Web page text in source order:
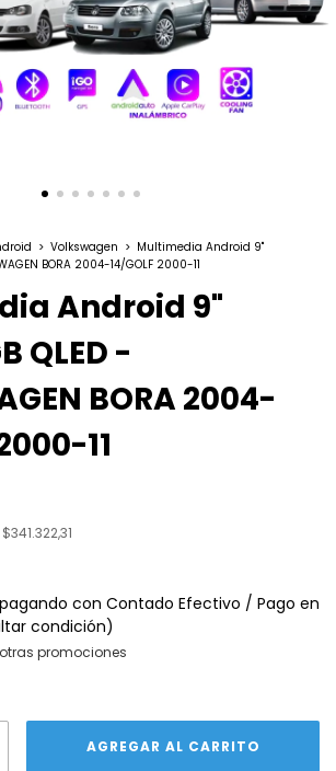
> Volkswagen > Multimedia Android 9"
BORA 2004-14/GOLF 2000-11
Android 9"
QLED -
BORA 2004-
11
$341.322,31
pagando con Contado Efectivo / Pago en
condición)
promociones